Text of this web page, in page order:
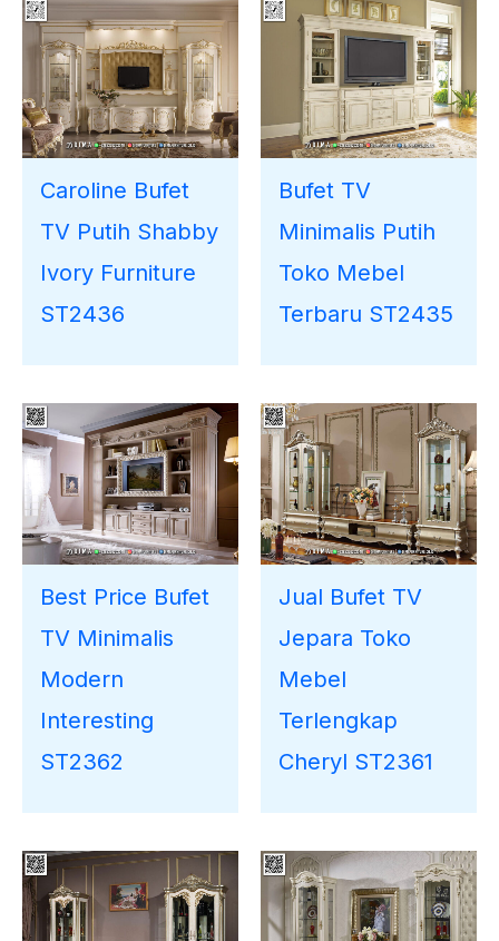
Caroline Bufet
TV Putih Shabby
Ivory Furniture
ST2436
Bufet TV
Minimalis Putih
Toko Mebel
Terbaru ST2435
Best Price Bufet
TV Minimalis
Modern
Interesting
ST2362
Jual Bufet TV
Jepara Toko
Mebel
Terlengkap
Cheryl ST2361